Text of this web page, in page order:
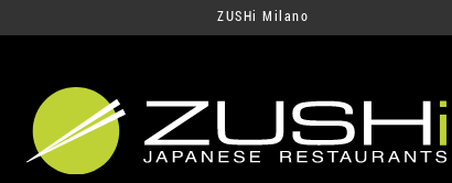
ZUSHi Milano